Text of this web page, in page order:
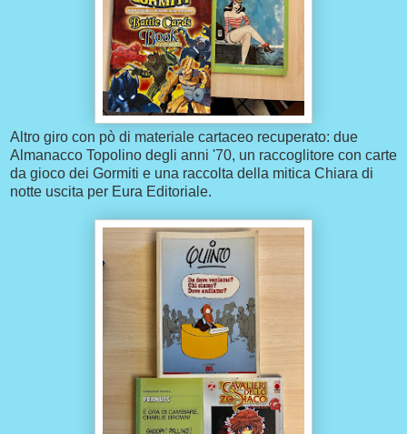
Altro giro con pò di materiale cartaceo recuperato: due
Almanacco Topolino degli anni '70, un raccoglitore con carte
da gioco dei Gormiti e una raccolta della mitica Chiara di
notte uscita per Eura Editoriale.